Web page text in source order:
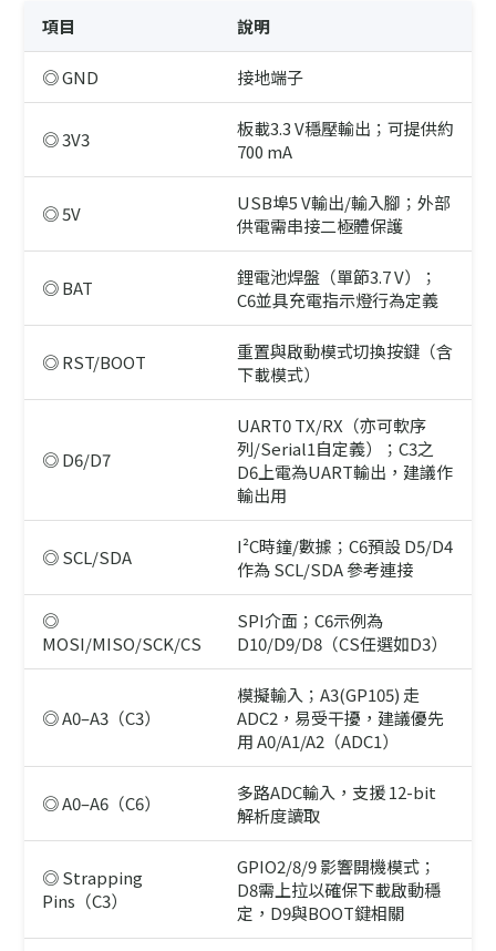
項目 說明
◎ GND 接地端子
◎ 3V3
板載3.3 V穩壓輸出；可提供約
700 mA
◎ 5V
USB埠5 V輸出/輸入腳；外部
供電需串接二極體保護
◎ BAT
鋰電池焊盤（單節3.7 V）；
C6並具充電指示燈行為定義
◎ RST/BOOT
重置與啟動模式切換按鍵（含
下載模式）
◎ D6/D7
UART0 TX/RX（亦可軟序
列/Serial1自定義）；C3之
D6上電為UART輸出，建議作
輸出用
◎ SCL/SDA
I²C時鐘/數據；C6預設 D5/D4
作為 SCL/SDA 參考連接
◎
MOSI/MISO/SCK/CS
SPI介面；C6示例為
D10/D9/D8（CS任選如D3）
◎ A0–A3（C3）
模擬輸入；A3(GP105) 走
ADC2，易受干擾，建議優先
用 A0/A1/A2（ADC1）
◎ A0–A6（C6）
多路ADC輸入，支援 12-bit
解析度讀取
◎ Strapping
Pins（C3）
GPIO2/8/9 影響開機模式；
D8需上拉以確保下載啟動穩
定，D9與BOOT鍵相關